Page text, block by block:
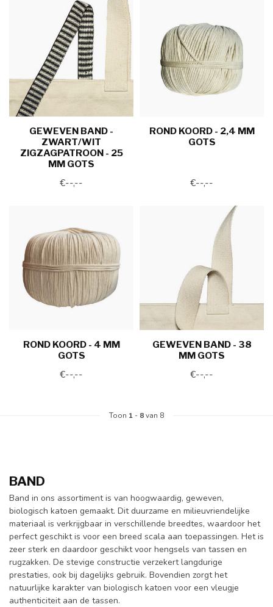
GEWEVEN BAND -
ZWART/WIT
ZIGZAGPATROON - 25
MM GOTS
€--,--
ROND KOORD - 2,4 MM
GOTS
€--,--
ROND KOORD - 4 MM
GOTS
€--,--
GEWEVEN BAND - 38
MM GOTS
€--,--
Toon 1 - 8van 8
BAND
Band in ons assortiment is van hoogwaardig, geweven,
biologisch katoen gemaakt. Dit duurzame en milieuvriendelijke
materiaal is verkrijgbaar in verschillende breedtes, waardoor het
perfect geschikt is voor een breed scala aan toepassingen. Het is
zeer sterk en daardoor geschikt voor hengsels van tassen en
rugzakken. De stevige constructie verzekert langdurige
prestaties, ook bij dagelijks gebruik. Bovendien zorgt het
natuurlijke karakter van biologisch katoen voor een vleugje
authenticiteit aan de tassen.